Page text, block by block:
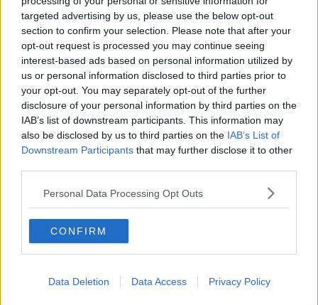
targeted advertising by us, please use the below opt-out
section to confirm your selection. Please note that after your
opt-out request is processed you may continue seeing
interest-based ads based on personal information utilized by
us or personal information disclosed to third parties prior to
your opt-out. You may separately opt-out of the further
disclosure of your personal information by third parties on the
IAB’s list of downstream participants. This information may
also be disclosed by us to third parties on the IAB’s List of
Downstream Participants that may further disclose it to other
Personal Data Processing Opt Outs
CONFIRM
Data Deletion Data Access Privacy Policy
​Prendiamoci un pò meno sul serio
​L’anno che verrà
​Cazzullo e nostre radici
​Come un elefante in soggiorno
​Abbiamo perso tutti
E se le cose non vanno come vorresti?
​Chi sono i genitori elicottero
Come è davvero la terapia
Quando il diritto alla disconnessione non viene accolto
​L’importanza della comunicazione in famiglia
​Il diritto ad essere disconnessi
​Il pensiero dicotomico e la salute mentale
​La Clownterapia
L’invisibile fatica mentale
Vacanze a km zero
​Buone Vacan(si)e!
​Storie antiche di tempi moderni